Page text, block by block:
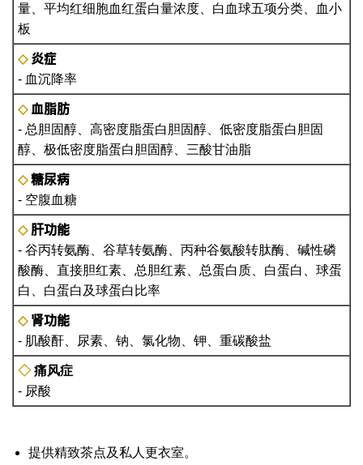
量、平均红细胞血红蛋白量浓度、白血球五项分类、血小
板
◇ 炎症
- 血沉降率
◇ 血脂肪
- 总胆固醇、高密度脂蛋白胆固醇、低密度脂蛋白胆固
醇、极低密度脂蛋白胆固醇、三酸甘油脂
◇ 糖尿病
- 空腹血糖
◇ 肝功能
- 谷丙转氨酶、谷草转氨酶、丙种谷氨酸转肽酶、碱性磷
酸酶、直接胆红素、总胆红素、总蛋白质、白蛋白、球蛋
白、白蛋白及球蛋白比率
◇ 肾功能
- 肌酸酐、尿素、钠、氯化物、钾、重碳酸盐
◇ 痛风症
- 尿酸
提供精致茶点及私人更衣室。